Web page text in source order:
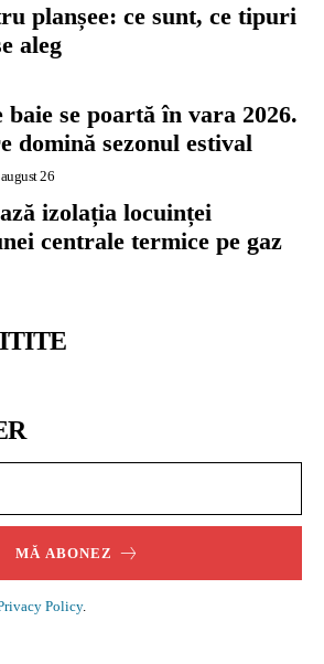
planșee: ce sunt, ce tipuri
aleg
baie se poartă în vara 2026.
domină sezonul estival
26
izolația locuinței
centrale termice pe gaz
MĂ ABONEZ
Policy.